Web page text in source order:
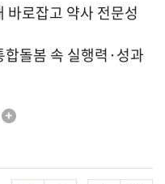
로잡고 약사 전문성
돌봄 속 실행력·성과